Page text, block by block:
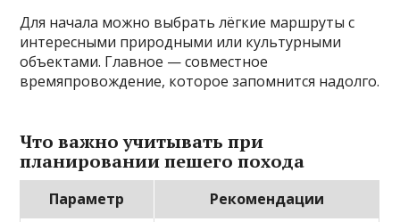
Для начала можно выбрать лёгкие маршруты с
интересными природными или культурными
объектами. Главное — совместное
времяпровождение, которое запомнится надолго.
Что важно учитывать при
планировании пешего похода
Параметр
Рекомендации